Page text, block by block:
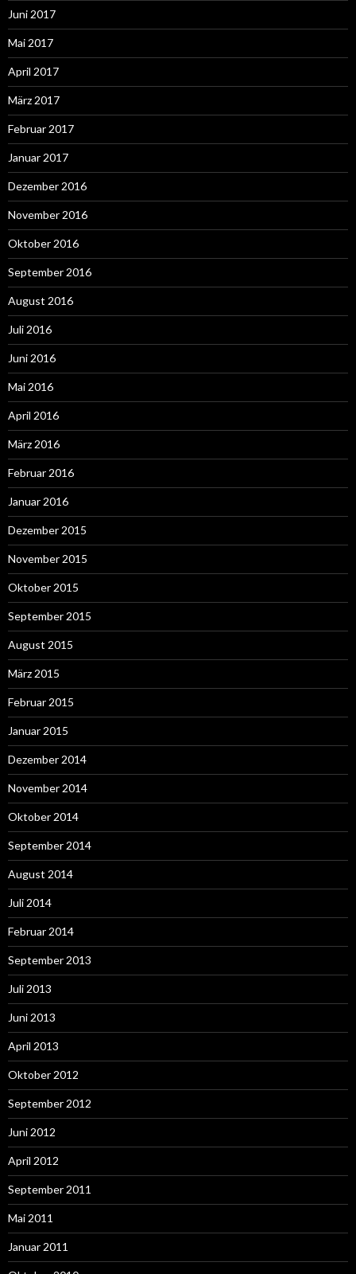
Juni 2017
Mai 2017
April 2017
März 2017
Februar 2017
Januar 2017
Dezember 2016
November 2016
Oktober 2016
September 2016
August 2016
Juli 2016
Juni 2016
Mai 2016
April 2016
März 2016
Februar 2016
Januar 2016
Dezember 2015
November 2015
Oktober 2015
September 2015
August 2015
März 2015
Februar 2015
Januar 2015
Dezember 2014
November 2014
Oktober 2014
September 2014
August 2014
Juli 2014
Februar 2014
September 2013
Juli 2013
Juni 2013
April 2013
Oktober 2012
September 2012
Juni 2012
April 2012
September 2011
Mai 2011
Januar 2011